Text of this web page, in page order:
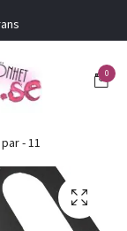
0
- 11